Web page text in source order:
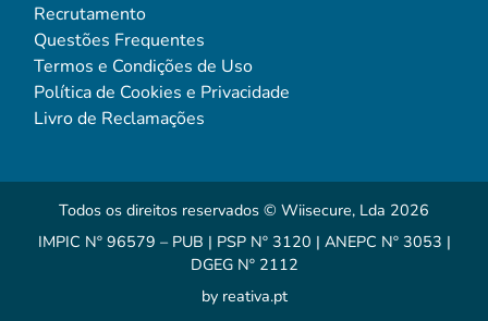
Recrutamento
Questões Frequentes
Termos e Condições de Uso
Política de Cookies e Privacidade
Livro de Reclamações
Todos os direitos reservados © Wiisecure, Lda 2026
IMPIC Nº 96579 – PUB | PSP Nº 3120 | ANEPC Nº 3053 |
DGEG Nº 2112
by reativa.pt